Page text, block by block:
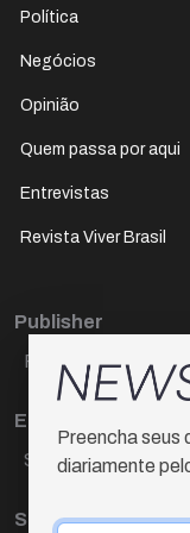
Política
Negócios
Opinião
Quem passa por aqui
Entrevistas
Revista Viver Brasil
Publisher
Paulo Cesar de
Editora Chefe
Sueli Cotta
Sub-editora
Preencha seus
diariamente